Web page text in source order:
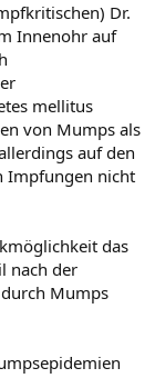
Dr.
Innenohr auf
mellitus
von Mumps als
auf den
Impfungen nicht
das
nach der
Mumps